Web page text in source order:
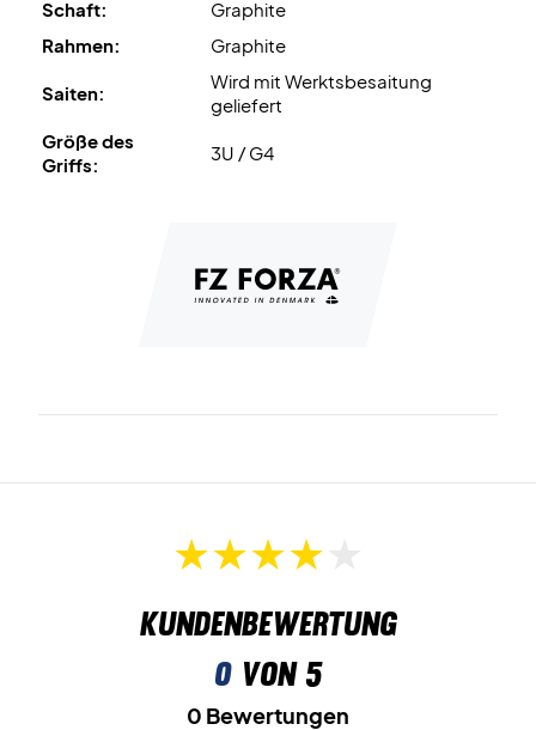
Schaft:
Graphite
Rahmen:
Graphite
Saiten:
Wird mit Werktsbesaitung
geliefert
Größe des
Griffs:
3U / G4
Kundenbewertung
0von 5
0 Bewertungen